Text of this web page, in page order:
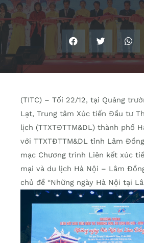
(TITC) – Tối 22/12, tại Quảng
Lạt, Trung tâm Xúc tiến Đầu tư
lịch (TTXTĐTTM&DL) thành phố
với TTXTĐTTM&DL tỉnh Lâm
mạc Chương trình Liên kết xúc
mại và du lịch Hà Nội – Lâm
chủ đề “Những ngày Hà Nội tại